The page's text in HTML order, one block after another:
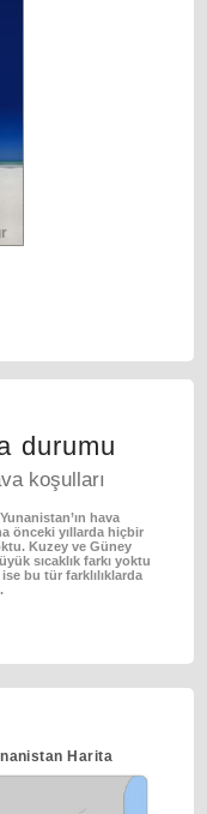
durumu
koşulları
hava
önceki yıllarda hiçbir
Kuzey ve Güney
sıcaklık farkı yoktu
bu tür farklılıklarda
Harita